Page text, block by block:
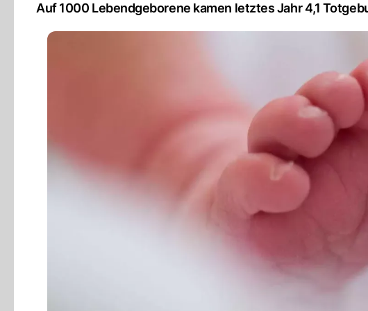
Auf 1000 Lebendgeborene kamen letztes Jahr 4,1